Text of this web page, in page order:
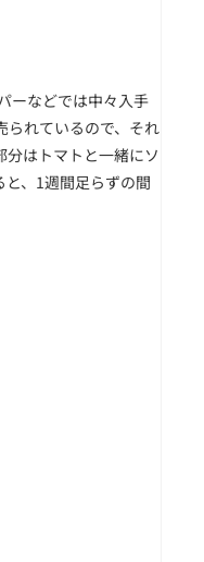
ーなどでは中々入手
られているので、それ
はトマトと一緒にソ
、1週間足らずの間